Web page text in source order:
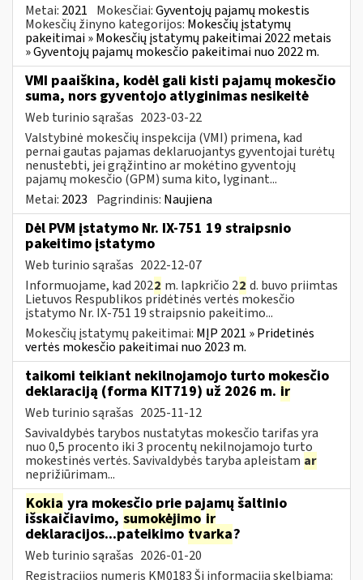
Metai: 2021 Mokesčiai:Gyventojų pajamų mokestis
Mokesčių žinyno kategorijos: Mokesčių įstatymų
pakeitimai » Mokesčių įstatymų pakeitimai 2022 metais
» Gyventojų pajamų mokesčio pakeitimai nuo 2022 m.
VMI paaiškina, kodėl gali kisti pajamų mokesčio
suma, nors gyventojo atlyginimas nesikeitė
Web turinio sąrašas 2023-03-22
Valstybinė mokesčių inspekcija (VMI) primena, kad
pernai gautas pajamas deklaruojantys gyventojai turėtų
nenustebti, jei grąžintino ar mokėtino gyventojų
pajamų mokesčio (GPM) suma kito, lyginant...
Metai: 2023 Pagrindinis: Naujiena
Dėl PVM įstatymo Nr. IX-751 19 straipsnio
pakeitimo įstatymo
Web turinio sąrašas 2022-12-07
Informuojame, kad 2022 m. lapkričio 22 d. buvo priimtas
Lietuvos Respublikos pridėtinės vertės mokesčio
įstatymo Nr. IX-751 19 straipsnio pakeitimo...
Mokesčių įstatymų pakeitimai: MĮP 2021 » Pridetinės
vertės mokesčio pakeitimai nuo 2023 m.
taikomi teikiant nekilnojamojo turto mokesčio
deklaraciją (forma KIT719) už 2026 m. ir
Web turinio sąrašas 2025-11-12
Savivaldybės tarybos nustatytas mokesčio tarifas yra
nuo 0,5 procento iki 3 procentų nekilnojamojo turto
mokestinės vertės. Savivaldybės taryba apleistam ar
neprižiūrimam...
Kokia yra mokesčio prie pajamų šaltinio
išskaičiavimo, sumokėjimo ir
deklaracijos...pateikimotvarka?
Web turinio sąrašas 2026-01-20
Registracijos numeris KM0183 Ši informacija skelbiama: